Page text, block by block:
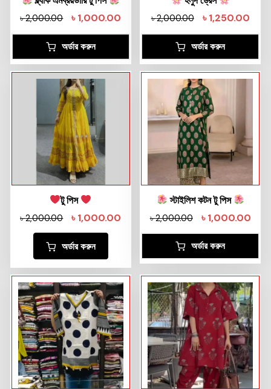
৳2,000.00 ৳1,000.00
অর্ডার করুন
৳2,000.00 ৳1,250.00
অর্ডার করুন
টু পিস
৳2,000.00 ৳1,000.00
অর্ডার করুন
স্টাইলিশ কটন টু পিস
৳2,000.00 ৳1,000.00
অর্ডার করুন